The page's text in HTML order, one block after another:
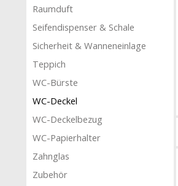
Raumduft
Seifendispenser & Schale
Sicherheit & Wanneneinlage
Teppich
WC-Bürste
WC-Deckel
WC-Deckelbezug
WC-Papierhalter
Zahnglas
Zubehör